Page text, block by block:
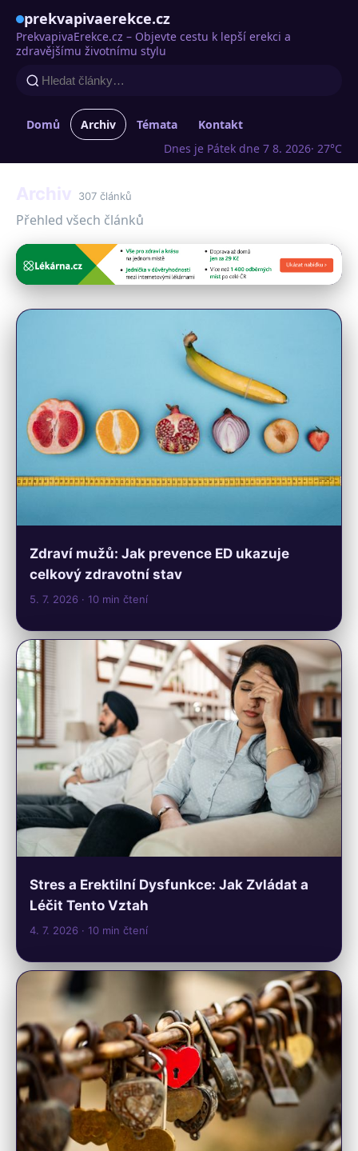
prekvapivaerekce.cz
PrekvapivaErekce.cz – Objevte cestu k lepší erekci a
zdravějšímu životnímu stylu
Domů Archiv Témata
Kontakt
Dnes je Pátek dne 7 8. 2026· 27°C
307 článků
Přehled všech článků
Zdraví mužů: Jak prevence ED ukazuje
celkový zdravotní stav
5. 7. 2026 · 10 min čtení
Stres a Erektilní Dysfunkce: Jak Zvládat a
Léčit Tento Vztah
4. 7. 2026 · 10 min čtení